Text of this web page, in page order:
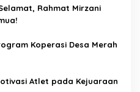
Rahmat Mirzani
Koperasi Desa Merah
Atlet pada Kejuaraan